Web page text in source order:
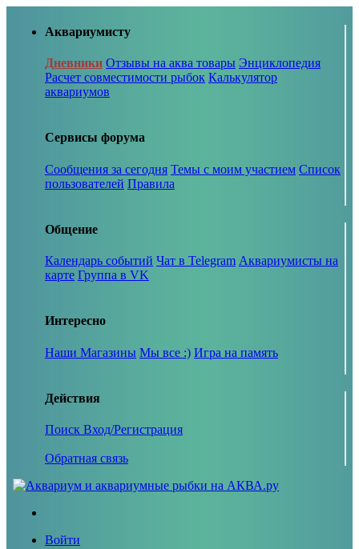
Аквариумисту
Дневники Отзывы на аква товары Энциклопедия
Расчет совместимости рыбок Калькулятор
аквариумов
Сервисы форума
Сообщения за сегодня Темы с моим участием Список
пользователей Правила
Общение
Календарь событий Чат в Telegram Аквариумисты на
карте Группа в VK
Интересно
Наши Магазины Мы все :) Игра на память
Действия
Поиск Вход/Регистрация
Обратная связь
Войти